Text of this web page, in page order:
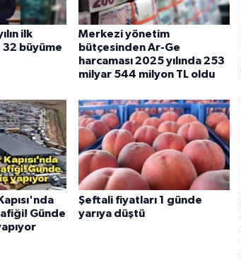
ilk
32 büyüme
Merkezi yönetim
bütçesinden Ar-Ge
harcaması 2025 yılında 253
milyar 544 milyon TL oldu
Günde
Şeftali fiyatları 1 günde
yarıya düştü